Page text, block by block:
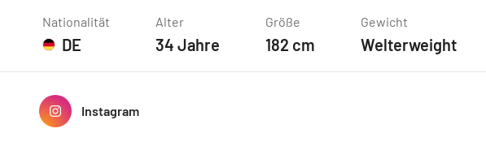
Nationalität
DE
Alter
34 Jahre
Größe
182 cm
Gewicht
Welterweight
Instagram